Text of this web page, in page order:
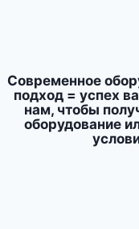
Современное
подход = успех
нам, чтобы
оборудование